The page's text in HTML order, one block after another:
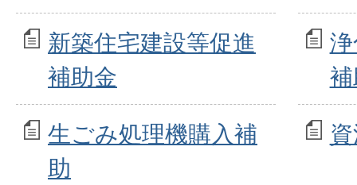
新築住宅建設等促進
補助金
生ごみ処理機購入補
助